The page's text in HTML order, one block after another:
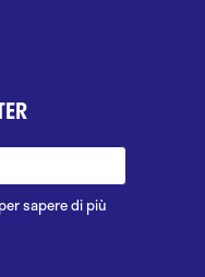
per sapere di più